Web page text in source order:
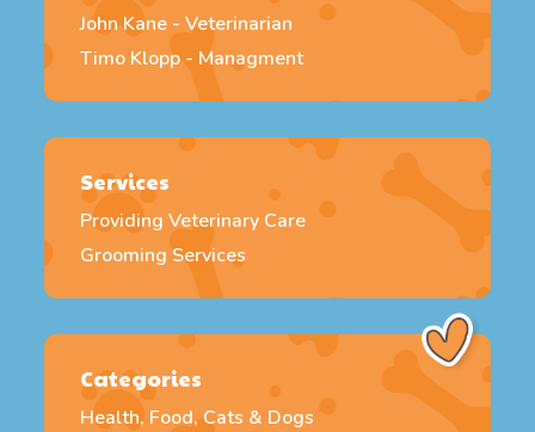
John Kane - Veterinarian
Timo Klopp - Managment
Services
Providing Veterinary Care
Grooming Services
Categories
Health, Food, Cats & Dogs